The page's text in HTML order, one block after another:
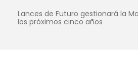
Lances de Futuro gestionará la
los próximos cinco años